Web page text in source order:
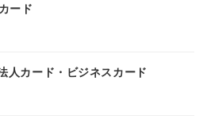
ード
人カード・ビジネスカード